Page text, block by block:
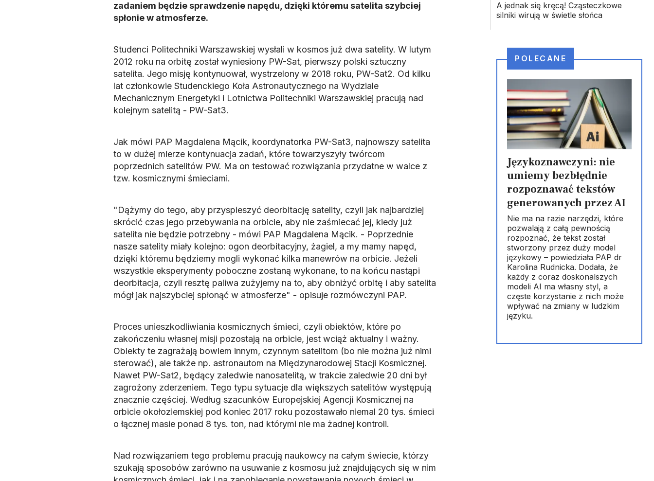
zadaniem będzie sprawdzenie napędu, dzięki któremu satelita szybciej
spłonie w atmosferze.
Studenci Politechniki Warszawskiej wysłali w kosmos już dwa satelity. W lutym
2012 roku na orbitę został wyniesiony PW-Sat, pierwszy polski sztuczny
satelita. Jego misję kontynuował, wystrzelony w 2018 roku, PW-Sat2. Od kilku
lat członkowie Studenckiego Koła Astronautycznego na Wydziale
Mechanicznym Energetyki i Lotnictwa Politechniki Warszawskiej pracują nad
kolejnym satelitą - PW-Sat3.
Jak mówi PAP Magdalena Mącik, koordynatorka PW-Sat3, najnowszy satelita
to w dużej mierze kontynuacja zadań, które towarzyszyły twórcom
poprzednich satelitów PW. Ma on testować rozwiązania przydatne w walce z
tzw. kosmicznymi śmieciami.
"Dążymy do tego, aby przyspieszyć deorbitację satelity, czyli jak najbardziej
skrócić czas jego przebywania na orbicie, aby nie zaśmiecać jej, kiedy już
satelita nie będzie potrzebny - mówi PAP Magdalena Mącik. - Poprzednie
nasze satelity miały kolejno: ogon deorbitacyjny, żagiel, a my mamy napęd,
dzięki któremu będziemy mogli wykonać kilka manewrów na orbicie. Jeżeli
wszystkie eksperymenty poboczne zostaną wykonane, to na końcu nastąpi
deorbitacja, czyli resztę paliwa zużyjemy na to, aby obniżyć orbitę i aby satelita
mógł jak najszybciej spłonąć w atmosferze" - opisuje rozmówczyni PAP.
Proces unieszkodliwiania kosmicznych śmieci, czyli obiektów, które po
zakończeniu własnej misji pozostają na orbicie, jest wciąż aktualny i ważny.
Obiekty te zagrażają bowiem innym, czynnym satelitom (bo nie można już nimi
sterować), ale także np. astronautom na Międzynarodowej Stacji Kosmicznej.
Nawet PW-Sat2, będący zaledwie nanosatelitą, w trakcie zaledwie 20 dni był
zagrożony zderzeniem. Tego typu sytuacje dla większych satelitów występują
znacznie częściej. Według szacunków Europejskiej Agencji Kosmicznej na
orbicie okołoziemskiej pod koniec 2017 roku pozostawało niemal 20 tys. śmieci
o łącznej masie ponad 8 tys. ton, nad którymi nie ma żadnej kontroli.
Nad rozwiązaniem tego problemu pracują naukowcy na całym świecie, którzy
szukają sposobów zarówno na usuwanie z kosmosu już znajdujących się w nim
A jednak się kręcą! Cząsteczkowe
silniki wirują w świetle słońca
POLECANE
Językoznawczyni: nie
umiemy bezbłędnie
rozpoznawać tekstów
generowanych przez AI
Nie ma na razie narzędzi, które
pozwalają z całą pewnością
rozpoznać, że tekst został
stworzony przez duży model
językowy – powiedziała PAP dr
Karolina Rudnicka. Dodała, że
każdy z coraz doskonalszych
modeli AI ma własny styl, a
częste korzystanie z nich może
wpływać na zmiany w ludzkim
języku.